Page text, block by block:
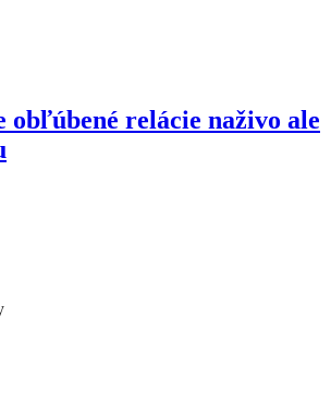
obľúbené relácie naživo ale